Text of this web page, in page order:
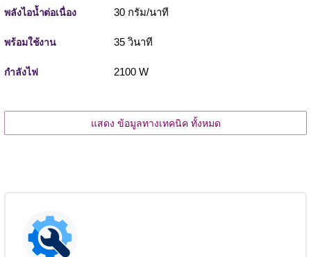
พลังไอน้ำต่อเนื่อง 30 กรัม/นาที
พร้อมใช้งาน 35 วินาที
กำลังไฟ 2100 W
แสดง ข้อมูลทางเทคนิค ทั้งหมด